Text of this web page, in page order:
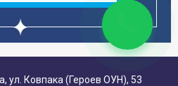
ул. Ковпака (Героев ОУН), 53